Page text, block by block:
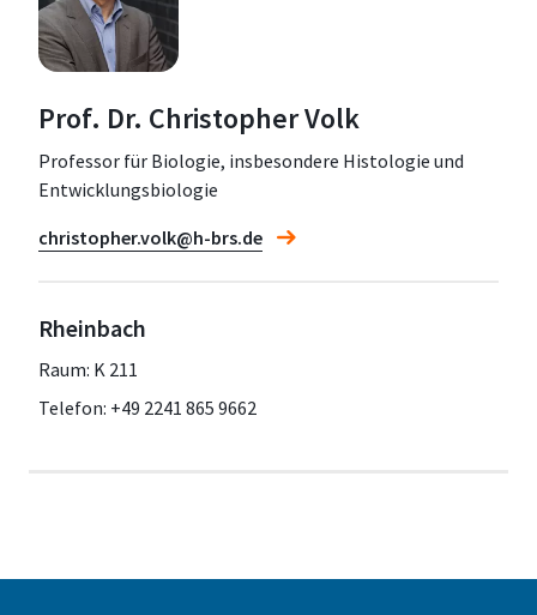
Prof. Dr. Christopher Volk
Professor für Biologie, insbesondere Histologie und
Entwicklungsbiologie
christopher.volk@h-brs.de
Rheinbach
Raum: K 211
Telefon: +49 2241 865 9662